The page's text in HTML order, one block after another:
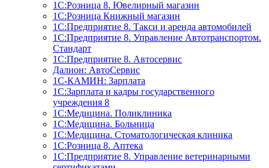
1С:Розница 8. Ювелирный магазин
1С:Розница Книжный магазин
1C:Предприятие 8. Такси и аренда автомобилей
1С:Предприятие 8. Управление Автотранспортом.
Стандарт
1C:Предприятие 8. Автосервис
Далион: АвтоСервис
1С-КАМИН: Зарплата
1С:Зарплата и кадры государственного
учреждения 8
1С:Медицина. Поликлиника
1С:Медицина. Больница
1С:Медицина. Стоматологическая клиника
1С:Розница 8. Аптека
1C:Предприятие 8. Управление ветеринарными